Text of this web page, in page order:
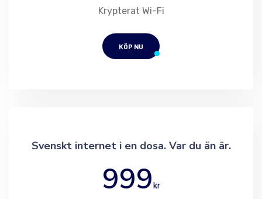
Krypterat Wi-Fi
KÖP NU
Svenskt internet i en dosa. Var du än är.
999kr